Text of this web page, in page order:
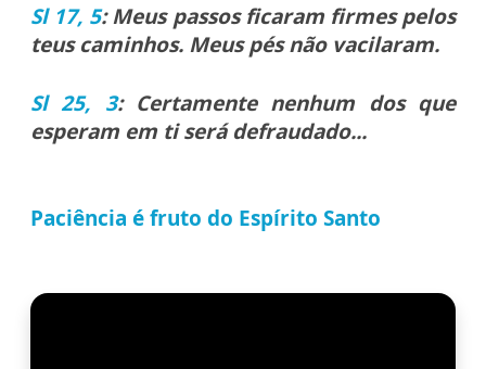
Sl 17, 5: Meus passos ficaram firmes pelos
teus caminhos. Meus pés não vacilaram.
Sl 25, 3: Certamente nenhum dos que
esperam em ti será defraudado...
Paciência é fruto do Espírito Santo